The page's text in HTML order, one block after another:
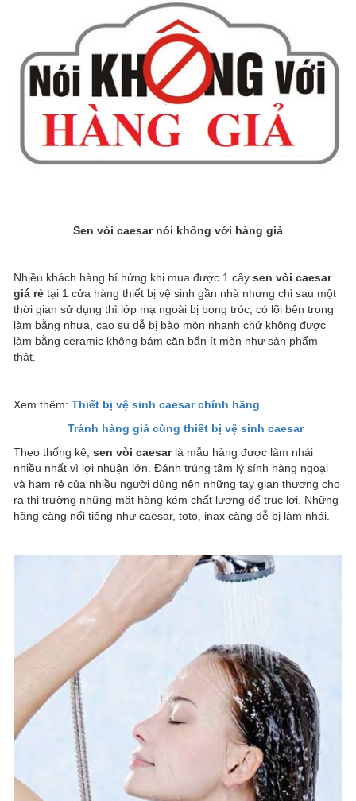
Sen vòi caesar nói không với hàng giả
Nhiều khách hàng hí hửng khi mua được 1 cây sen vòi caesar
giá rẻ tại 1 cửa hàng thiết bị vệ sinh gần nhà nhưng chỉ sau một
thời gian sử dụng thì lớp mạ ngoài bị bong tróc, có lõi bên trong
làm bằng nhựa, cao su dễ bị bào mòn nhanh chứ không được
làm bằng ceramic không bám cặn bẩn ít mòn như sản phẩm
thật.
Xem thêm: Thiết bị vệ sinh caesar chính hãng
Tránh hàng giả cùng thiết bị vệ sinh caesar
Theo thống kê, sen vòi caesarlà mẫu hàng được làm nhái
nhiều nhất vì lợi nhuận lớn. Đánh trúng tâm lý sính hàng ngoại
và ham rẻ của nhiều người dùng nên những tay gian thương cho
ra thị trường những mặt hàng kém chất lượng để trục lợi. Những
hãng càng nổi tiếng như caesar, toto, inax càng dễ bị làm nhái.